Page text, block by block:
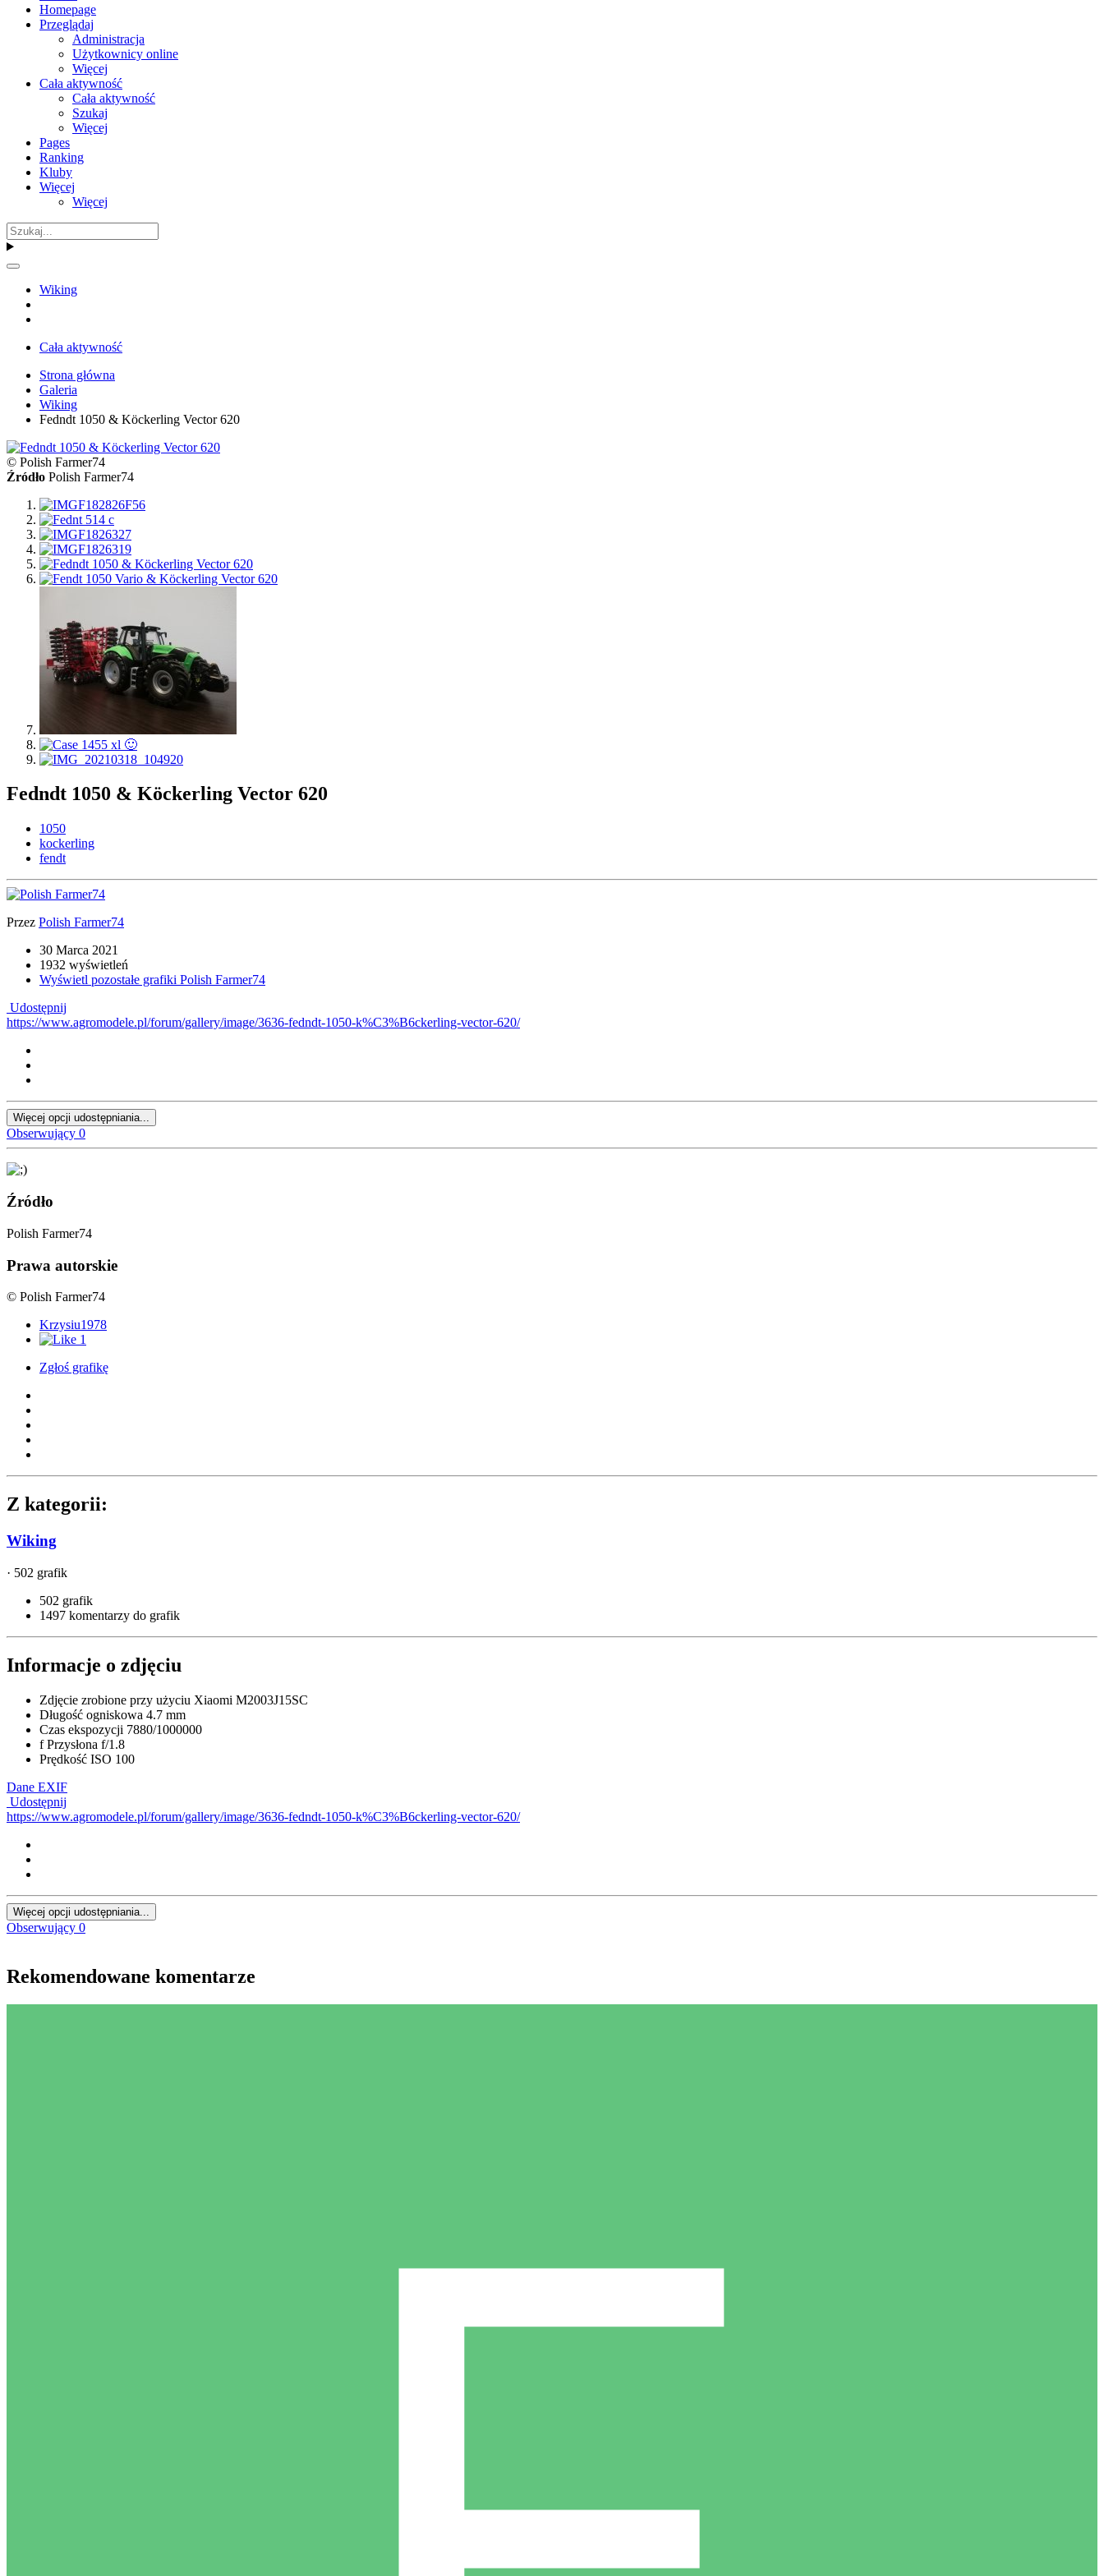
Homepage
Przeglądaj
Administracja
Użytkownicy online
Więcej
Cała aktywność
Cała aktywność
Szukaj
Więcej
Pages
Ranking
Kluby
Więcej
Więcej
Wiking
Cała aktywność
Strona główna
Galeria
Wiking
Fedndt 1050 & Köckerling Vector 620
© Polish Farmer74
Źródło Polish Farmer74
Fedndt 1050 & Köckerling Vector 620
1050
kockerling
fendt
Przez Polish Farmer74
30 Marca 2021
1932 wyświetleń
Wyświetl pozostałe grafiki Polish Farmer74
Udostępnij
https://www.agromodele.pl/forum/gallery/image/3636-fedndt-1050-k%C3%B6ckerling-vector-620/
Więcej opcji udostępniania...
Obserwujący 0
Źródło
Polish Farmer74
Prawa autorskie
© Polish Farmer74
Krzysiu1978
1
Zgłoś grafikę
Z kategorii:
Wiking
· 502 grafik
502 grafik
1497 komentarzy do grafik
Informacje o zdjęciu
Zdjęcie zrobione przy użyciu Xiaomi M2003J15SC
Długość ogniskowa 4.7 mm
Czas ekspozycji 7880/1000000
f Przysłona f/1.8
Prędkość ISO 100
Dane EXIF
Udostępnij
https://www.agromodele.pl/forum/gallery/image/3636-fedndt-1050-k%C3%B6ckerling-vector-620/
Więcej opcji udostępniania...
Obserwujący 0
Rekomendowane komentarze